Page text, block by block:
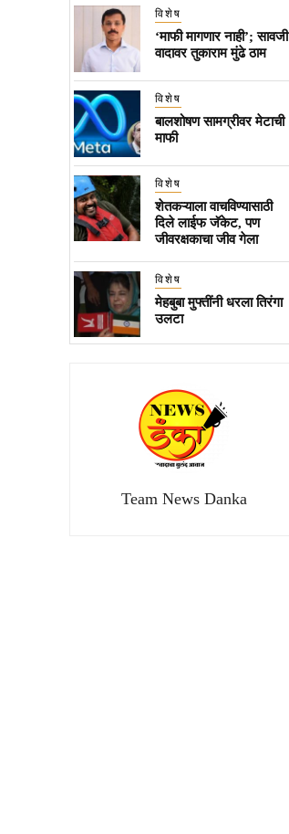
विशेष
‘माफी मागणार नाही’; सावजी
वादावर तुकाराम मुंढे ठाम
विशेष
बालशोषण सामग्रीवर मेटाची
माफी
विशेष
शेतकऱ्याला वाचविण्यासाठी
दिले लाईफ जॅकेट, पण
जीवरक्षकाचा जीव गेला
विशेष
मेहबुबा मुफ्तींनी धरला तिरंगा
उलटा
Team News Danka